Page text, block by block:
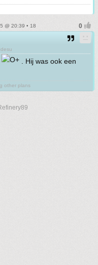
@ 20:39 • 18
. Hij was ook een
other plans